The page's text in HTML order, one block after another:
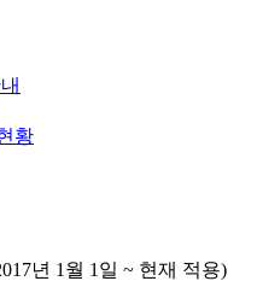
황
년 1월 1일 ~ 현재 적용)